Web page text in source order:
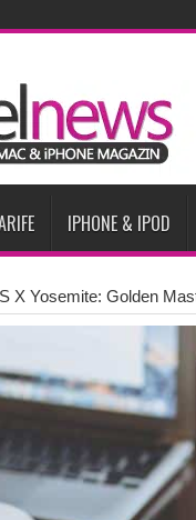
Panels für iPhone-Modelle
nächste große Gesundheits-
Kameras sollen bereits im
weltweiten Smartphone-
bedeuten nicht
IPHONE & IPOD
X Yosemite: Golden